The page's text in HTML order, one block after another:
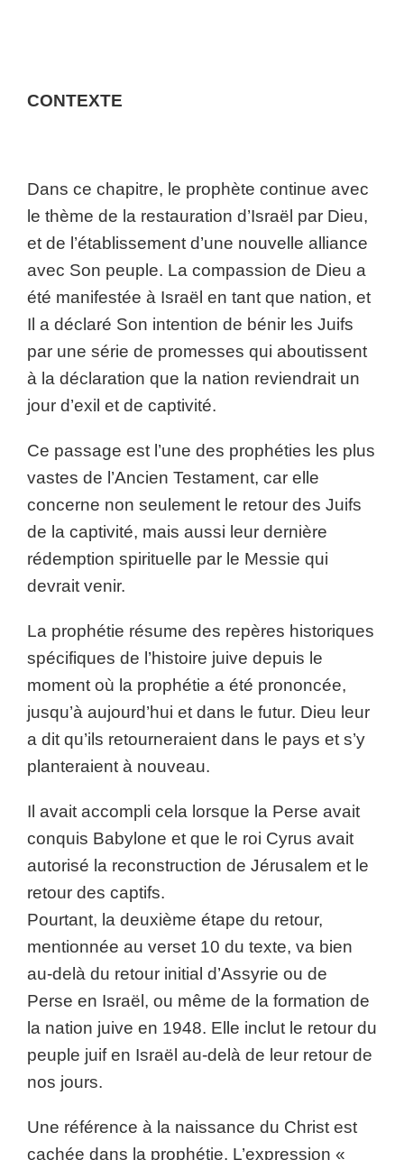
CONTEXTE
Dans ce chapitre, le prophète continue avec
le thème de la restauration d’Israël par Dieu,
et de l’établissement d’une nouvelle alliance
avec Son peuple. La compassion de Dieu a
été manifestée à Israël en tant que nation, et
Il a déclaré Son intention de bénir les Juifs
par une série de promesses qui aboutissent
à la déclaration que la nation reviendrait un
jour d’exil et de captivité.
Ce passage est l’une des prophéties les plus
vastes de l’Ancien Testament, car elle
concerne non seulement le retour des Juifs
de la captivité, mais aussi leur dernière
rédemption spirituelle par le Messie qui
devrait venir.
La prophétie résume des repères historiques
spécifiques de l’histoire juive depuis le
moment où la prophétie a été prononcée,
jusqu’à aujourd’hui et dans le futur. Dieu leur
a dit qu’ils retourneraient dans le pays et s’y
planteraient à nouveau.
Il avait accompli cela lorsque la Perse avait
conquis Babylone et que le roi Cyrus avait
autorisé la reconstruction de Jérusalem et le
retour des captifs.
Pourtant, la deuxième étape du retour,
mentionnée au verset 10 du texte, va bien
au-delà du retour initial d’Assyrie ou de
Perse en Israël, ou même de la formation de
la nation juive en 1948. Elle inclut le retour du
peuple juif en Israël au-delà de leur retour de
nos jours.
Une référence à la naissance du Christ est
cachée dans la prophétie. L’expression «